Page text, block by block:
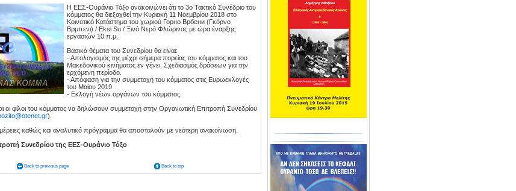
Η ΕΕΣ-Ουράνιο Τόξο ανακοινώνει ότι το 3ο Τακτικό Συνέδριο του
κόμματος θα διεξαχθεί την Κυριακή 11 Νοεμβρίου 2018 στο
Κοινοτικό Κατάστημα του χωριού Горно Врбени (Γκόρνο
Βρμπενι) / Εksi Su / Ξινό Νερό Φλώρινας με ώρα έναρξης
εργασιών 10 π.μ.
Βασικά θέματα του Συνεδρίου θα είναι:
- Απολογισμός της μέχρι σήμερα πορείας του κόμματος και του
Μακεδονικού κινήματος εν γένει. Σχεδιασμός δράσεων για την
ερχόμενη περίοδο.
- Απόφαση για την συμμετοχή του κόμματος στις Ευρωεκλογές
του Μαίου 2019
- Εκλογή νέων οργάνων του κόμματος.
οι φίλοι του κόμματος να δηλώσουν συμμετοχή στην Οργανωτική Επιτροπή Συνεδρίου
).
καθώς και αναλυτικό πρόγραμμα θα αποσταλούν με νεότερη ανακοίνωση.
Συνεδρίου της ΕΕΣ-Ουράνιο Τόξο
Back to previous page Back to top